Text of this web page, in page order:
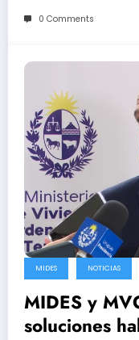
0 Comments
MIDES NOTICIAS
MIDES y
soluciones